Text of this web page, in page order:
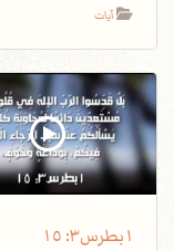
آيات
١بطرس٣: ١٥